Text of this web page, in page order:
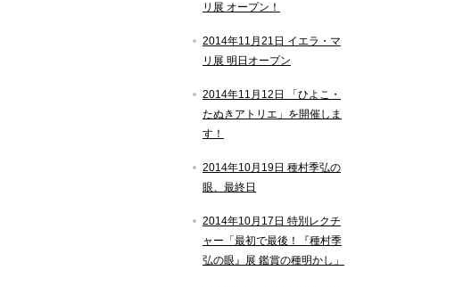
リ展 オープン！
2014年11月21日 イエラ・マ
リ展 明日オープン
2014年11月12日 「ひよこ・
たぬきアトリエ」を開催しま
す！
2014年10月19日 種村季弘の
眼、最終日
2014年10月17日 特別レクチ
ャー「最初で最後！『種村季
弘の眼』展 鑑賞の種明かし」